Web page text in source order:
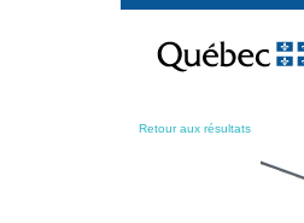
contenu
Retour aux résultats